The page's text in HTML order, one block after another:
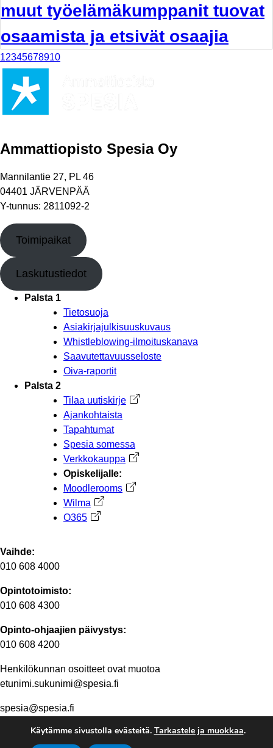
muut työelämäkumppanit tuovat
osaamista ja etsivät osaajia
12345678910
Ammattiopisto Spesia Oy
Mannilantie 27, PL 46
04401 JÄRVENPÄÄ
Y-tunnus: 2811092-2
Toimipaikat
Laskutustiedot
Palsta 1
Tietosuoja
Asiakirjajulkisuuskuvaus
Whistleblowing-ilmoituskanava
Saavutettavuusseloste
Oiva-raportit
Palsta 2
Tilaa uutiskirje Avautuu uuteen välilehteen
Ajankohtaista
Tapahtumat
Spesia somessa
Verkkokauppa Avautuu uuteen välilehteen
Opiskelijalle:
Moodlerooms Avautuu uuteen välilehteen
Wilma Avautuu uuteen välilehteen
O365 Avautuu uuteen välilehteen
Vaihde:
010 608 4000
Opintotoimisto:
010 608 4300
Opinto-ohjaajien päivystys:
010 608 4200
Henkilökunnan osoitteet ovat muotoa
etunimi.sukunimi@spesia.fi
spesia@spesia.fi
Henkilöstön yhteystiedot
Käytämme sivustolla evästeitä. Tarkastele ja muokkaa.